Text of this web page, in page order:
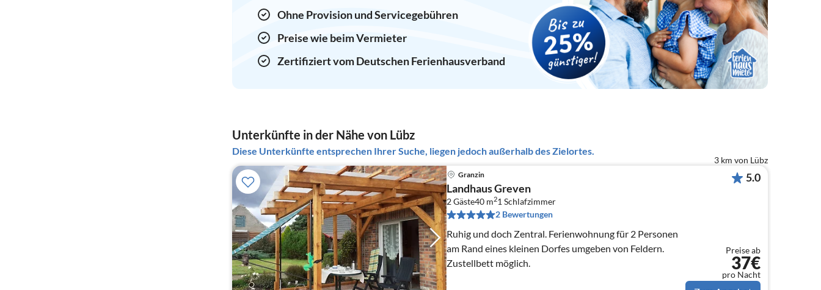
Ohne Provision und Servicegebühren
Preise wie beim Vermieter
Zertifiziert vom Deutschen Ferienhausverband
Unterkünfte in der Nähe von Lübz
Diese Unterkünfte entsprechen Ihrer Suche, liegen jedoch außerhalb des Zielortes.
3 km von Lübz
Granzin
Landhaus Greven
2 Gäste40 m21Schlafzimmer
2 Bewertungen
Ruhig und doch Zentral. Ferienwohnung für 2 Personen
am Rand eines kleinen Dorfes umgeben von Feldern.
Zustellbett möglich.
5.0
Preise ab
37€
pro Nacht